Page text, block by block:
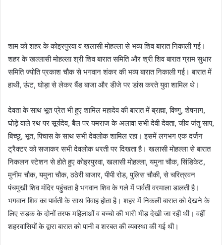
शाम को शहर के कोइरपुरवा व खलासी मोहल्ला से भव्य शिव बारात निकाली गई।
शहर के खल्लासी मोहल्ला श्री शिव बारात समिति और श्री शिव बारात ग्राम सुधार
समिति ज्योति प्रकाश चौक से भगवान शंकर की भव्य बारात निकाली गई। बारात में
हाथी, ऊंट, घोड़ा से लेकर बैंड बाजा और डीजे पर डांस करते युवा शामिल थे।
देवता के साथ भूत प्रेत भी हुए शामिल महादेव की बारात में ब्रह्मा, विष्णु, शेषनाग,
घोड़े वाले रथ पर सूर्यदेव, बैल पर यमराज के अलावा सभी देवी देवता, जीव जंतु साप,
बिच्छू, भूत, पिचास के साथ सभी देवलोक शामिल रहा। इसमें लगभग एक दर्जन
ट्रैक्टर को सजाकर सभी देवलोक धरती पर दिखता है। खलासी मोहल्ला से बारात
निकलन स्टेशन से होते हुए कोइरपुरवा, खलासी मोहल्ला, यमुना चौक, सिंडिकेट,
मुनीम चौक, यमुना चौक, ठठेरी बाजार, पीपी रोड, पुलिस चौकी, से चरित्रवन
पंचमुखी शिव मंदिर पहुंचता है भगवान शिव के गले में पार्वती वरमाला डालती है।
भगवान शिव का पार्वती के साथ विवाह होता है। शहर में निकली बारात को देखने के
लिए सड़क के दोनों तरफ महिलाओं व बच्चो की भारी भीड़ देखी जा रही थी। वहीं
शहरवासियों के द्वारा बारात को पानी व शरबत की व्यवस्था की गई थी।